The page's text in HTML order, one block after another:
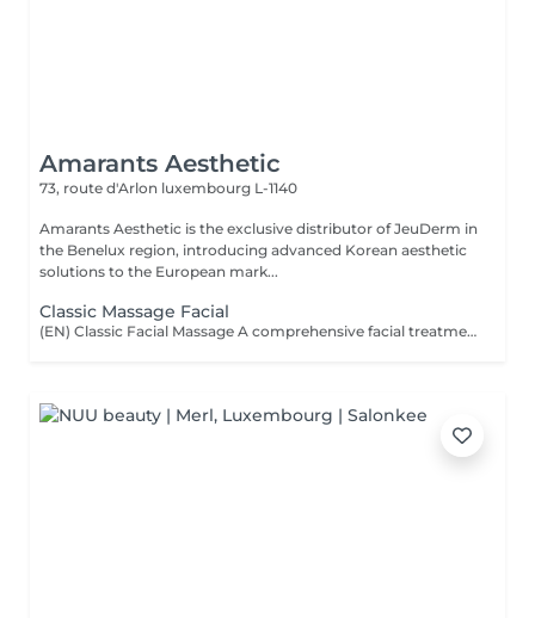
Amarants Aesthetic
73, route d'Arlon luxembourg L-1140
Amarants Aesthetic is the exclusive distributor of JeuDerm in
the Benelux region, introducing advanced Korean aesthetic
solutions to the European mark...
Classic Massage Facial
(EN) Classic Facial Massage A comprehensive facial treatment combining classic massage techniques with a professional mask as the final step. The treatment is designed to relax facial muscles, improve microcirculation, support skin tone, and restore a feeling of freshness and comfort. The treatment is performed using professional JeuDerm skincare products. The finishing professional mask enhances the effects of the treatment, providing deep hydration, nourishment, and comfort for the skin. An ideal ritual for releasing facial tension, supporting skin recovery, improving overall skin condition, and maintaining natural beauty and radiance. Who is this treatment for? * Facial muscle tension; * Signs of fatigue and stress; * Loss of skin tone and firmness; * Skin requiring hydration and recovery; * Skin showing signs of fatigue; * Maintaining healthy and well-cared-for skin. Benefits after the treatment: * Relaxed facial muscles; * Fresher and more rested appearance; * Feeling of relaxation and lightness; * Hydrated and comfortable skin; * Support of skin tone; * Natural skin radiance. (FR) Massage facial classique Un soin complet associant les techniques classiques de massage du visage avec l'application d'un masque professionnel en étape finale. Le soin vise à détendre les muscles du visage, améliorer la microcirculation, maintenir le tonus cutané et restaurer une sensation de fraîcheur et de confort. Le soin est réalisé avec les produits professionnels JeuDerm. Le masque professionnel finalise le traitement en renforçant ses effets, en apportant une hydratation profonde, des soins nourrissants et un confort optimal à la peau. Un rituel idéal pour libérer les tensions, favoriser la récupération de la peau, améliorer son état général et préserver sa beauté naturelle et son éclat. À qui s'adresse ce soin ? * Tensions musculaires du visage ; * Signes de fatigue et de stress ; * Perte de tonicité et de fermeté de la peau ; * Peaux nécessitant hydratation et récupération ; * Peaux marquées par la fatigue ; * Entretien d'une peau saine et soignée. Résultats après le soin : * Muscles du visage détendus ; * Visage plus frais et reposé ; * Sensation de détente et de légèreté ; * Peau hydratée et confortable ; * Maintien du tonus cutané ; * Éclat naturel de la peau.